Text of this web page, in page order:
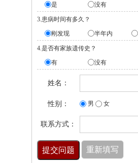
是
没有
3.患病时间有多久？
刚发现
半年内
4.是否有家族遗传史？
有
没有
姓名：
性别： 男 女
联系方式：